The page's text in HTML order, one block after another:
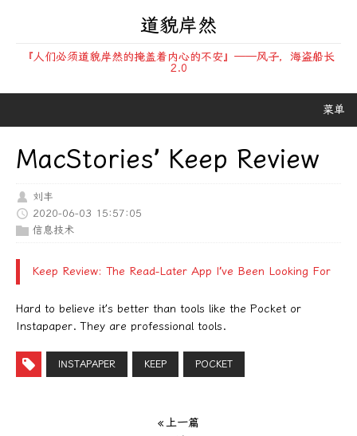
道貌岸然
『人们必须道貌岸然的掩盖着内心的不安』——风子，海盗船长
2.0
菜单
MacStories’ Keep Review
刘丰
2020-06-03 15:57:05
信息技术
Keep Review: The Read-Later App I’ve Been Looking For
Hard to believe it’s better than tools like the Pocket or
Instapaper. They are professional tools.
INSTAPAPER KEEP POCKET
« 上一篇